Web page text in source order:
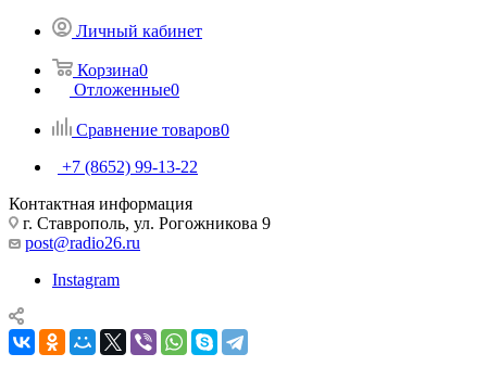
Личный кабинет
Корзина0
Отложенные0
Сравнение товаров0
+7 (8652) 99-13-22
Контактная информация
г. Ставрополь, ул. Рогожникова 9
post@radio26.ru
Instagram